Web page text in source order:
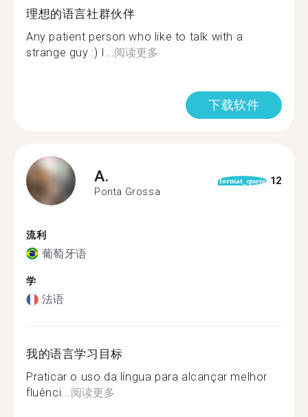
理想的语言社群伙伴
Any patient person who like to talk with a
strange guy :) I...阅读更多
下载软件
A.
Ponta Grossa
format_quote 12
流利
葡萄牙语
学
法语
我的语言学习目标
Praticar o uso da língua para alcançar melhor
fluênci...阅读更多